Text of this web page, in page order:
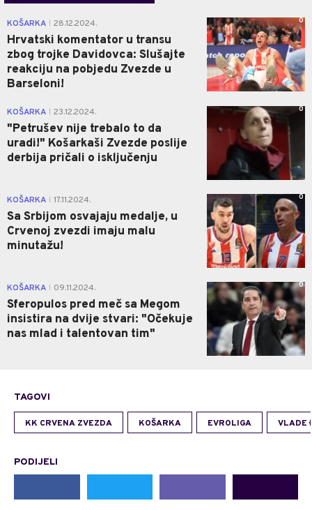
KOŠARKA 28.12.2024.
Hrvatski komentator u transu
zbog trojke Davidovca: Slušajte
reakciju na pobjedu Zvezde u
Barseloni!
0
KOŠARKA 23.12.2024.
"Petrušev nije trebalo to da
uradi!" Košarkaši Zvezde poslije
derbija pričali o isključenju
0
KOŠARKA 17.11.2024.
Sa Srbijom osvajaju medalje, u
Crvenoj zvezdi imaju malu
minutažu!
0
KOŠARKA 09.11.2024.
Sferopulos pred meč sa Megom
insistira na dvije stvari: "Očekuje
nas mlad i talentovan tim"
0
TAGOVI
KK CRVENA ZVEZDA KOŠARKA EVROLIGA VLADE
PODIJELI